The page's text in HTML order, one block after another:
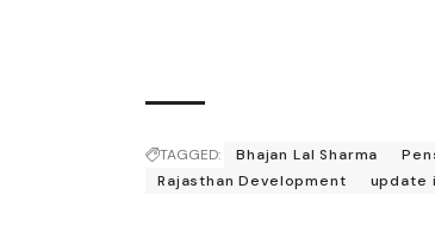
TAGGED: Bhajan Lal Sharma
Rajasthan Development
update